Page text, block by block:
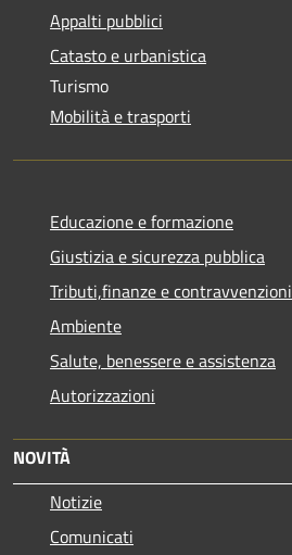
Appalti pubblici
Catasto e urbanistica
Turismo
Mobilità e trasporti
Educazione e formazione
Giustizia e sicurezza pubblica
Tributi,finanze e contravvenzioni
Ambiente
Salute, benessere e assistenza
Autorizzazioni
NOVITÀ
Notizie
Comunicati